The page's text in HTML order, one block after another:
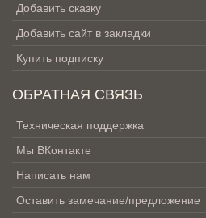
Добавить сказку
Добавить сайт в закладки
Купить подписку
ОБРАТНАЯ СВЯЗЬ
Техническая поддержка
Мы ВКонтакте
Написать нам
Оставить замечание/предложение